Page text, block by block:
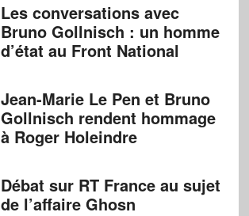
Les conversations avec
Bruno Gollnisch : un homme
d’état au Front National
Jean-Marie Le Pen et Bruno
Gollnisch rendent hommage
à Roger Holeindre
Débat sur RT France au sujet
de l’affaire Ghosn